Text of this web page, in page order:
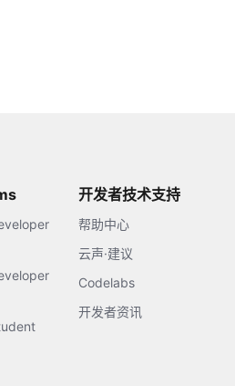
开发者技术支持
帮助中心
云声·建议
Codelabs
开发者资讯